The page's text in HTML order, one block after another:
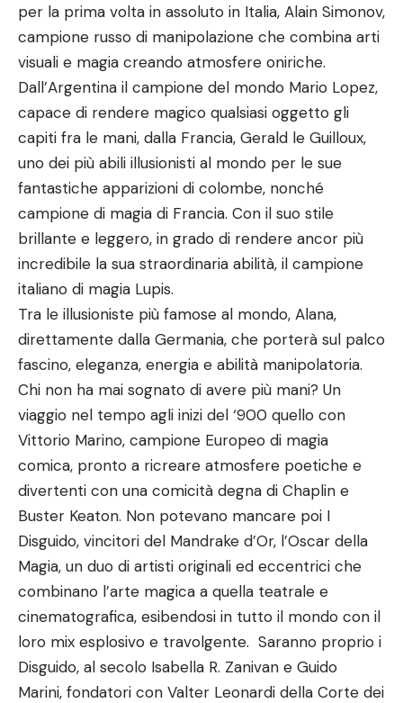
per la prima volta in assoluto in Italia, Alain Simonov,
campione russo di manipolazione che combina arti
visuali e magia creando atmosfere oniriche.
Dall’Argentina il campione del mondo Mario Lopez,
capace di rendere magico qualsiasi oggetto gli
capiti fra le mani, dalla Francia, Gerald le Guilloux,
uno dei più abili illusionisti al mondo per le sue
fantastiche apparizioni di colombe, nonché
campione di magia di Francia. Con il suo stile
brillante e leggero, in grado di rendere ancor più
incredibile la sua straordinaria abilità, il campione
italiano di magia Lupis.
Tra le illusioniste più famose al mondo, Alana,
direttamente dalla Germania, che porterà sul palco
fascino, eleganza, energia e abilità manipolatoria.
Chi non ha mai sognato di avere più mani? Un
viaggio nel tempo agli inizi del ‘900 quello con
Vittorio Marino, campione Europeo di magia
comica, pronto a ricreare atmosfere poetiche e
divertenti con una comicità degna di Chaplin e
Buster Keaton. Non potevano mancare poi I
Disguido, vincitori del Mandrake d’Or, l’Oscar della
Magia, un duo di artisti originali ed eccentrici che
combinano l’arte magica a quella teatrale e
cinematografica, esibendosi in tutto il mondo con il
loro mix esplosivo e travolgente. Saranno proprio i
Disguido, al secolo Isabella R. Zanivan e Guido
Marini, fondatori con Valter Leonardi della Corte dei